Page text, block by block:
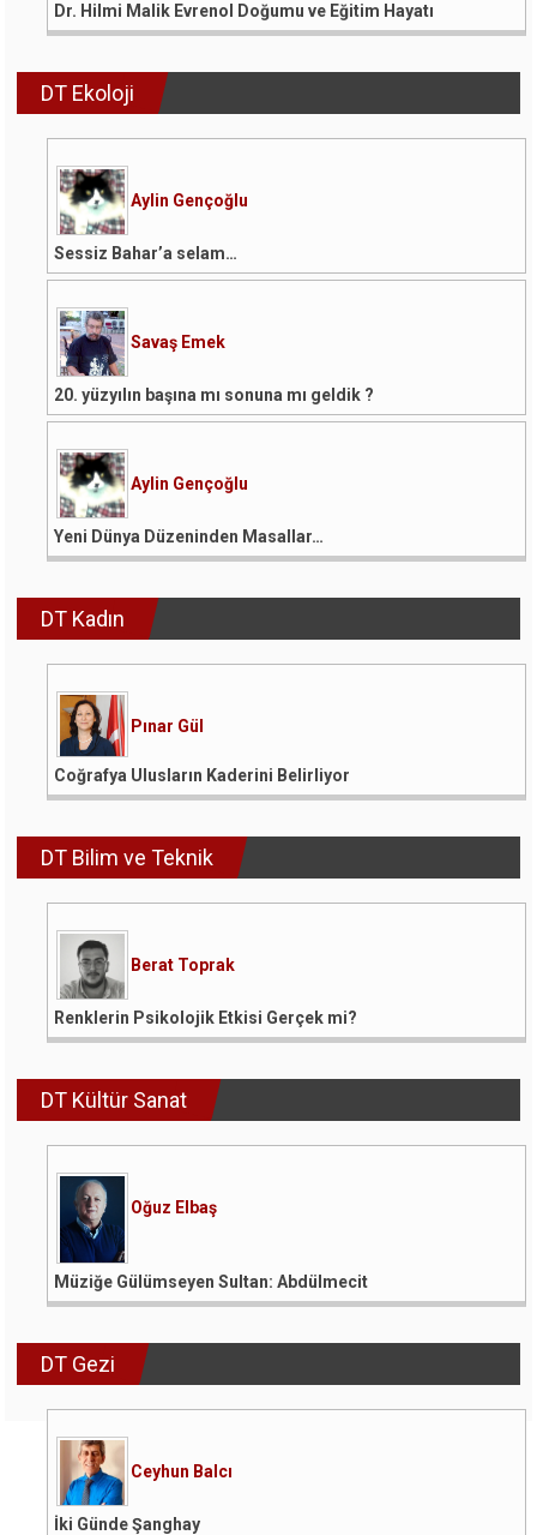
Dr. Hilmi Malik Evrenol Doğumu ve Eğitim Hayatı
DT Ekoloji
Aylin Gençoğlu
Sessiz Bahar’a selam…
Savaş Emek
20. yüzyılın başına mı sonuna mı geldik ?
Aylin Gençoğlu
Yeni Dünya Düzeninden Masallar…
DT Kadın
Pınar Gül
Coğrafya Ulusların Kaderini Belirliyor
DT Bilim ve Teknik
Berat Toprak
Renklerin Psikolojik Etkisi Gerçek mi?
DT Kültür Sanat
Oğuz Elbaş
Müziğe Gülümseyen Sultan: Abdülmecit
DT Gezi
Ceyhun Balcı
İki Günde Şanghay